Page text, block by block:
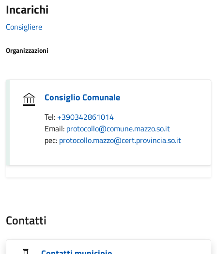
Incarichi
Consigliere
Organizzazioni
Consiglio Comunale
Tel: +390342861014
Email: protocollo@comune.mazzo.so.it
pec: protocollo.mazzo@cert.provincia.so.it
Contatti